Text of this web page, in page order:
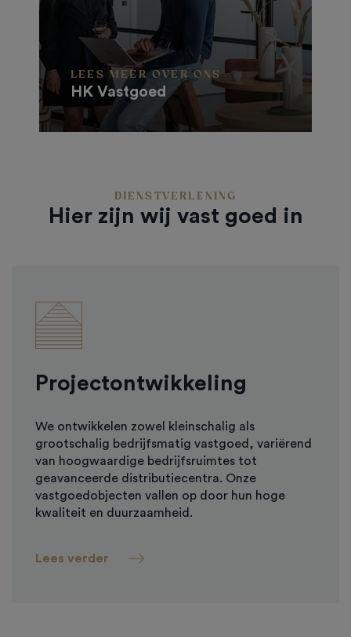
LEES MEER OVER ONS
HK Vastgoed
DIENSTVERLENING
Hier zijn wij vast goed in
Projectontwikkeling
We ontwikkelen zowel kleinschalig als
grootschalig bedrijfsmatig vastgoed, variërend
van hoogwaardige bedrijfsruimtes tot
geavanceerde distributiecentra. Onze
vastgoedobjecten vallen op door hun hoge
kwaliteit en duurzaamheid.
Lees verder